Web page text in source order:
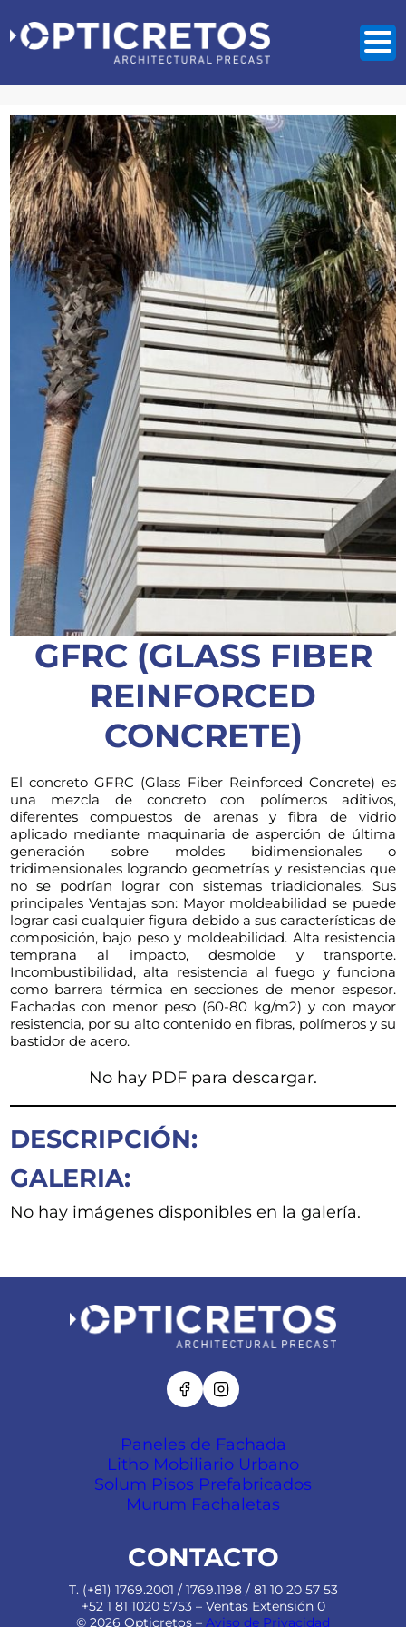
GFRC (GLASS FIBER
REINFORCED
CONCRETE)
El concreto GFRC (Glass Fiber Reinforced Concrete) es
una mezcla de concreto con polímeros aditivos,
diferentes compuestos de arenas y fibra de vidrio
aplicado mediante maquinaria de asperción de última
generación sobre moldes bidimensionales o
tridimensionales logrando geometrías y resistencias que
no se podrían lograr con sistemas triadicionales. Sus
principales Ventajas son: Mayor moldeabilidad se puede
lograr casi cualquier figura debido a sus características de
composición, bajo peso y moldeabilidad. Alta resistencia
temprana al impacto, desmolde y transporte.
Incombustibilidad, alta resistencia al fuego y funciona
como barrera térmica en secciones de menor espesor.
Fachadas con menor peso (60-80 kg/m2) y con mayor
resistencia, por su alto contenido en fibras, polímeros y su
bastidor de acero.
No hay PDF para descargar.
DESCRIPCIÓN:
GALERIA:
No hay imágenes disponibles en la galería.
Paneles de Fachada
Litho Mobiliario Urbano
Solum Pisos Prefabricados
Murum Fachaletas
CONTACTO
T. (+81) 1769.2001 / 1769.1198 / 81 10 20 57 53
+52 1 81 1020 5753 – Ventas Extensión 0
© 2026 Opticretos – Aviso de Privacidad